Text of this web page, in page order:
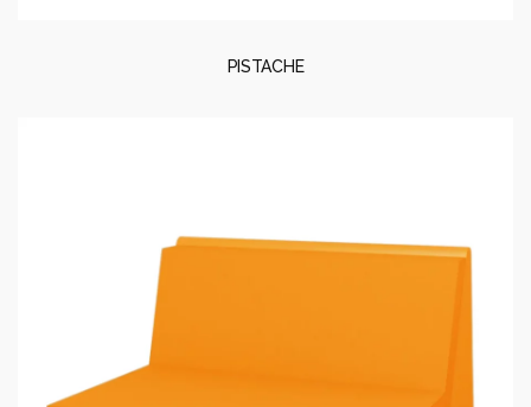
PISTACHE